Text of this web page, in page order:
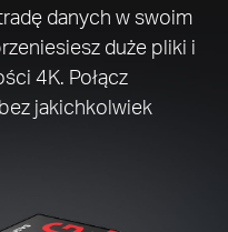
danych w swoim
duże pliki i
4K. Połącz
jakichkolwiek